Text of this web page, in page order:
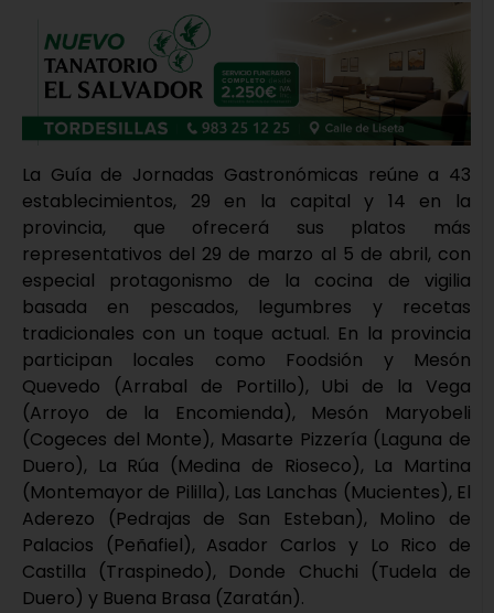
La Guía de Jornadas Gastronómicas reúne a 43
establecimientos, 29 en la capital y 14 en la
provincia, que ofrecerá sus platos más
representativos del 29 de marzo al 5 de abril, con
especial protagonismo de la cocina de vigilia
basada en pescados, legumbres y recetas
tradicionales con un toque actual. En la provincia
participan locales como Foodsión y Mesón
Quevedo (Arrabal de Portillo), Ubi de la Vega
(Arroyo de la Encomienda), Mesón Maryobeli
(Cogeces del Monte), Masarte Pizzería (Laguna de
Duero), La Rúa (Medina de Rioseco), La Martina
(Montemayor de Pililla), Las Lanchas (Mucientes), El
Aderezo (Pedrajas de San Esteban), Molino de
Palacios (Peñafiel), Asador Carlos y Lo Rico de
Castilla (Traspinedo), Donde Chuchi (Tudela de
Duero) y Buena Brasa (Zaratán).